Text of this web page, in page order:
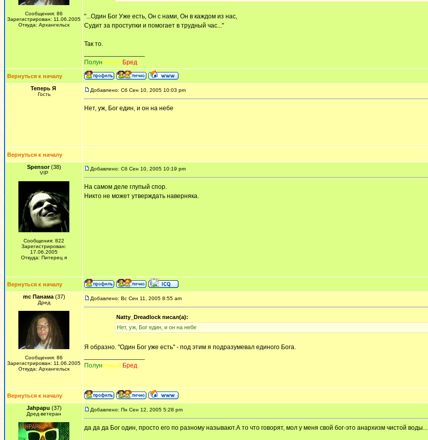
Сообщения: 86
Зарегистрирован: 11.06.2005
Откуда: Архангельск
"...Один Бог Уже есть, Он с нами, Он в каждом из нас,
Судит за проступки и помогает в трудный час..."
Так то.
Полуночный Бред
Вернуться к началу
Теперь Я
Гость
Добавлено: Сб Сен 10, 2005 10:03 pm
Нет, уж, Бог един, и он на небе
Вернуться к началу
Spensor(38)
VIP
Сообщения: 822
Зарегистрирован:
17.06.2005
Откуда: Питерец я
Добавлено: Сб Сен 10, 2005 10:19 pm
На самом деле глупый спор.
Никто не может утверждать наверняка.
Вернуться к началу
mc Панама(37)
Дред
Сообщения: 86
Зарегистрирован: 11.06.2005
Откуда: Архангельск
Добавлено: Вс Сен 11, 2005 8:55 am
Natty_Dreadlock писал(а):
Нет, уж, Бог един, и он на небе
Я образно. "Один Бог уже есть" - под этим я подразумевал единого Бога.
Полуночный Бред
Вернуться к началу
Jahpapu (37)
Дред-ветеран
Добавлено: Пн Сен 12, 2005 5:28 pm
да да да Бог один, просто его по разному называют.А то что говорят, мол у меня свой бог-это анархизм чистой воды...